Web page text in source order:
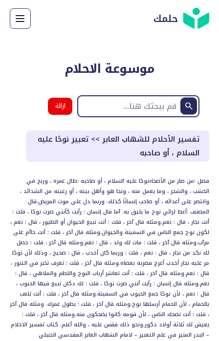
حلمك
موسوعة الاحلام
ازالة
البحث
تفسير الأحلام للشهاب العابر>> تعبير نوحًا عليه
السلام ، أو صاحبه
فصل :من صار من الأصحاءنوحًا عليه السلام ، أو صاحبه :طال عمره ، وربح في
الخشب ، والشجر ، وما يعمل منه ، ونجا هو وأهل بيته ، أو رعيته من الشدائد ،
وانتصر على أعدائه ، أو صاحب إنسانًا كذلك. وربما دل على موت المريض.قال
المصنف :أعط لرائي نوح ما يليق به. آما قال إنسان : رأيت كأنني صرت نوحًا ، قلت :
أنت نجار ، قال : نعم.ومثله قال آخر ، قلت : أنت تبيع الحيوان أو الطيور ، قال : نعم ،
لكون نوح جمع الناس في السفينة والجيوان.ومثله قال آخر ، قلت : أنت حاآم على
مرآب.ومثله قال آخر ، قلت : مات لك ولد ، قال : نعم.ومثله قال آخر ، قلت : حصل
لك نكد من نجار ، قال : نعم ، قلت : وربما كان أحدب ، قال : صحيح ، وذلك لأن نوحًا
مر عليه نجار أحدب أعرج فضربه بعصاه.ومثله قال آخر ، قلت : تعرف تخبز في التنور ،
قال : نعم.ومثله قال آخر ، قلت : أنت تعاشر أرباب النوح واللطم والملاهي ، قال :
نعم.ومثله قال إنسان : رأيت أنني صرت نوحًا ، قلت : لك دكان تبيع فيها الحبوب ،
قال : نعم ، لأن نوحًا جمع الحبوب في السفينة.ومثله قال آخر ، قلت : أنت تلعب
بالحمام ، لأن الحمام أرسلها نوح.ومثله قال آخر ، قلت : يطول عمرك. ومثله قال آخر
، قلت : أنت تضحك الناس ، لأن قومه كانوا يضحكون منه.ومثله قال آخر ، قلت :
يعيش لك ثلاثة أولاد ذكور.ونحو ذلك فقس عليه ، والله أعلم. كتاب تفسير الاحلام
– البدر المنير في علم التعبير – لامام الشهاب العابر المقدسي الحنبلي